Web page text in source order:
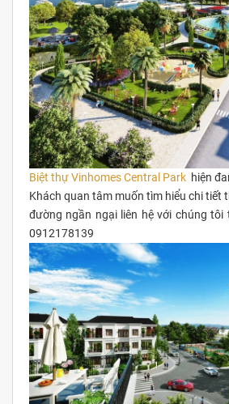
Biệt thự Vinhomes Central Park hiện
Khách quan tâm muốn tìm hiểu chi tiết
đường ngần ngại liên hệ với chúng tôi
0912178139